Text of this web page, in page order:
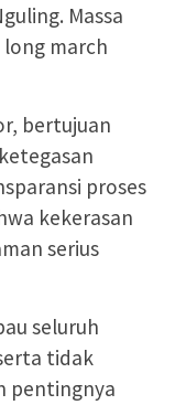
Massa
march
bertujuan
proses
kekerasan
serius
seluruh
tidak
pentingnya